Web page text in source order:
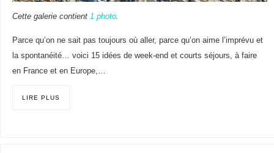
Cette galerie contient 1 photo.
Parce qu’on ne sait pas toujours où aller, parce qu’on aime l’imprévu et
la spontanéité… voici 15 idées de week-end et courts séjours, à faire
en France et en Europe,…
LIRE PLUS